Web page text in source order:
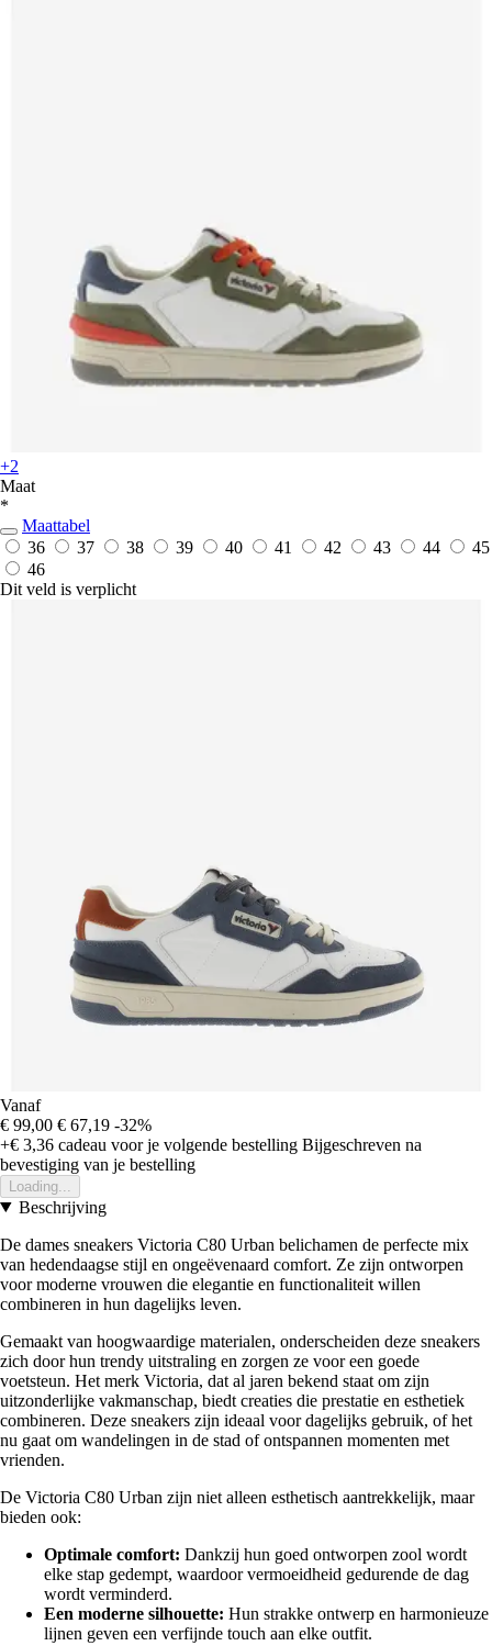
+2
Maat
*
Maattabel
36
37 38 39 40 41 42 43 44
45
46
Dit veld is verplicht
Vanaf
€ 99,00 € 67,19 -32%
+€ 3,36 cadeau voor je volgende bestelling Bijgeschreven na
bevestiging van je bestelling
Loading...
Beschrijving
De dames sneakers Victoria C80 Urban belichamen de perfecte mix
van hedendaagse stijl en ongeëvenaard comfort. Ze zijn ontworpen
voor moderne vrouwen die elegantie en functionaliteit willen
combineren in hun dagelijks leven.
Gemaakt van hoogwaardige materialen, onderscheiden deze sneakers
zich door hun trendy uitstraling en zorgen ze voor een goede
voetsteun. Het merk Victoria, dat al jaren bekend staat om zijn
uitzonderlijke vakmanschap, biedt creaties die prestatie en esthetiek
combineren. Deze sneakers zijn ideaal voor dagelijks gebruik, of het
nu gaat om wandelingen in de stad of ontspannen momenten met
vrienden.
De Victoria C80 Urban zijn niet alleen esthetisch aantrekkelijk, maar
bieden ook:
Optimale comfort: Dankzij hun goed ontworpen zool wordt
elke stap gedempt, waardoor vermoeidheid gedurende de dag
wordt verminderd.
Een moderne silhouette: Hun strakke ontwerp en harmonieuze
lijnen geven een verfijnde touch aan elke outfit.